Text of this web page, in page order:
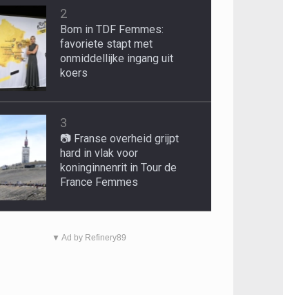
2
Bom in TDF Femmes:
favoriete stapt met
onmiddellijke ingang uit
koers
3
📷 Franse overheid grijpt
hard in vlak voor
koninginnenrit in Tour de
France Femmes
▼ Ad by Refinery89